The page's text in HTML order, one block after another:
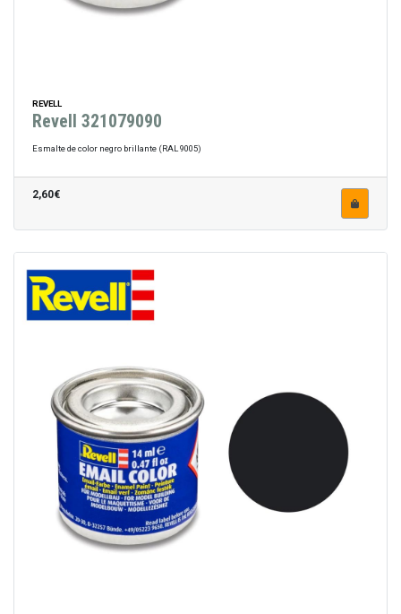
REVELL
Revell 321079090
Esmalte de color negro brillante (RAL 9005)
2,60€